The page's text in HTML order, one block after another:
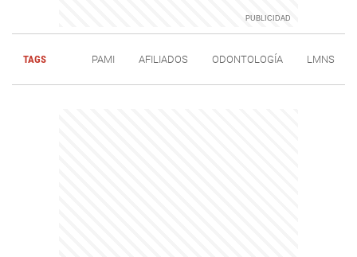
TAGS PAMI AFILIADOS ODONTOLOGÍA LMNS